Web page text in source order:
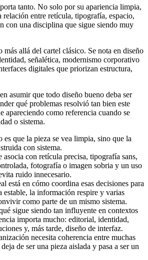
tanto. No solo por su apariencia limpia,
relación entre retícula, tipografía, espacio,
con una disciplina que sigue siendo muy
allá del cartel clásico. Se nota en diseño
señalética, modernismo corporativo
digitales que priorizan estructura,
asumir que todo diseño bueno deba ser
qué problemas resolvió tan bien este
apareciendo como referencia cuando se
o sistema.
es que la pieza se vea limpia, sino que la
con sistema.
asocia con retícula precisa, tipografía sans,
fotografía o imagen sobria y un uso
ruido innecesario.
está en cómo coordina esas decisiones para
estable, la información respire y varias
como parte de un mismo sistema.
sigue siendo tan influyente en contextos
importa mucho: editorial, identidad,
y, más tarde, diseño de interfaz.
necesita coherencia entre muchas
de ser una pieza aislada y pasa a ser un